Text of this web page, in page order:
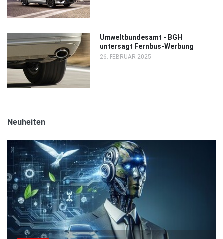
Umweltbundesamt - BGH
untersagt Fernbus-Werbung
26. FEBRUAR 2025
Neuheiten